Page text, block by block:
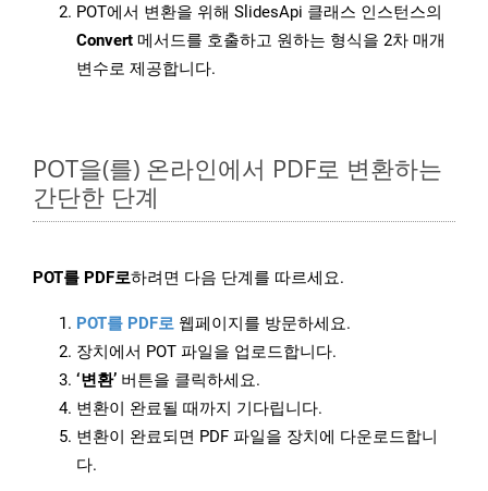
POT에서 변환을 위해 SlidesApi 클래스 인스턴스의
Convert 메서드를 호출하고 원하는 형식을 2차 매개
변수로 제공합니다.
POT을(를) 온라인에서 PDF로 변환하는
간단한 단계
POT를 PDF로하려면 다음 단계를 따르세요.
POT를 PDF로 웹페이지를 방문하세요.
장치에서 POT 파일을 업로드합니다.
‘변환’ 버튼을 클릭하세요.
변환이 완료될 때까지 기다립니다.
변환이 완료되면 PDF 파일을 장치에 다운로드합니
다.